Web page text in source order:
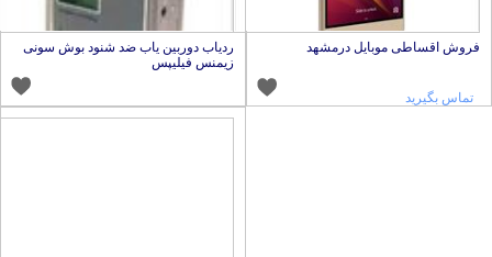
فروش اقساطی موبایل درمشهد
تماس بگیرید
ردیاب دوربین یاب ضد شنود بوش سونی
زیمنس فیلیپس